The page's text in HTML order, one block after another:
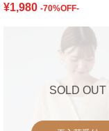
¥1,980 -70%OFF-
SOLD OUT